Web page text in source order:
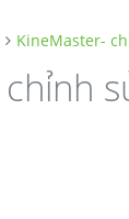
KineMaster-